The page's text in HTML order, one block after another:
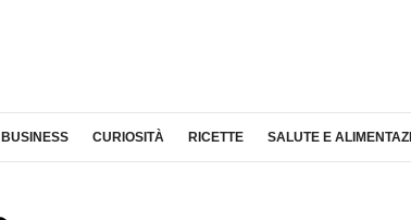
BUSINESS CURIOSITÀ RICETTE SALUTE E